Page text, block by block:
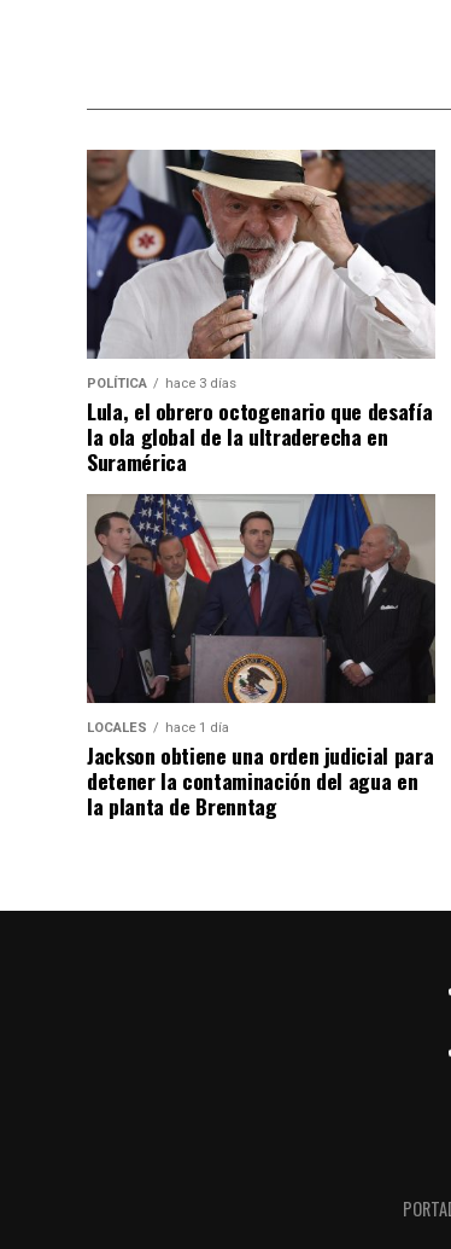
POLÍTICA hace 3 días
Lula, el obrero octogenario que desafía
la ola global de la ultraderecha en
Suramérica
LOCALES hace 1 día
Jackson obtiene una orden judicial para
detener la contaminación del agua en
la planta de Brenntag